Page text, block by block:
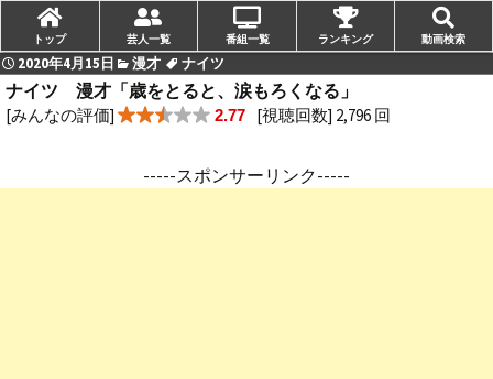
2020年4月15日 漫才
ナイツ
ナイツ 漫才「歳をとると、涙もろくなる」
[みんなの評価] 2.77 [視聴回数] 2,796 回
-----スポンサーリンク-----
トップ 芸人一覧 番組一覧 ランキング 動画検索